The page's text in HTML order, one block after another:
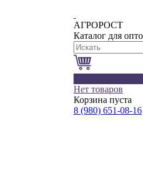
АГРОРОСТ
Каталог для
Нет товаров
Корзина пуста
8 (980) 651-08-16